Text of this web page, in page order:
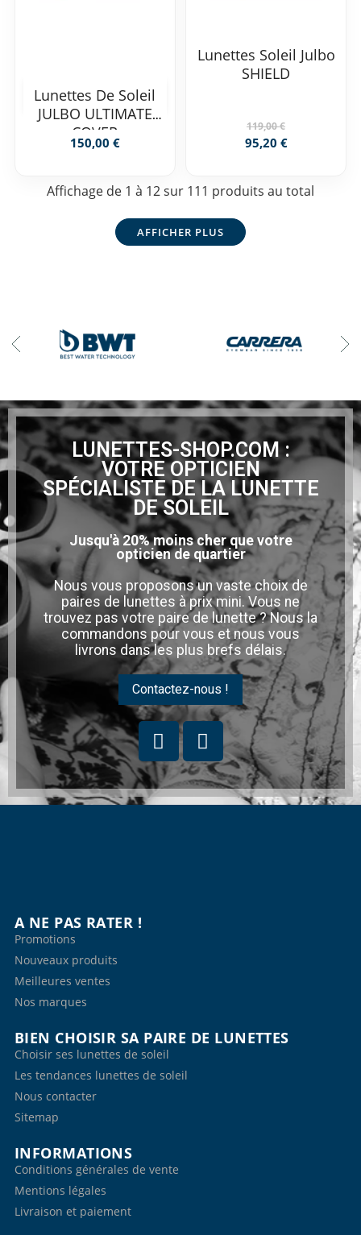
Lunettes De Soleil
JULBO ULTIMATE
COVER
150,00 €
Lunettes Soleil Julbo
SHIELD
119,00 €
95,20 €
Affichage de 1 à 12 sur 111 produits au total
AFFICHER PLUS
LUNETTES-SHOP.COM :
VOTRE OPTICIEN
SPÉCIALISTE DE LA LUNETTE
DE SOLEIL
Jusqu'à 20% moins cher que votre
opticien de quartier
Nous vous proposons un vaste choix de
paires de lunettes à prix mini. Vous ne
trouvez pas votre paire de lunette ? Nous la
commandons pour vous et nous vous
livrons dans les plus brefs délais.
Contactez-nous !
A NE PAS RATER !
Promotions
Nouveaux produits
Meilleures ventes
Nos marques
BIEN CHOISIR SA PAIRE DE LUNETTES
Choisir ses lunettes de soleil
Les tendances lunettes de soleil
Nous contacter
Sitemap
INFORMATIONS
Conditions générales de vente
Mentions légales
Livraison et paiement